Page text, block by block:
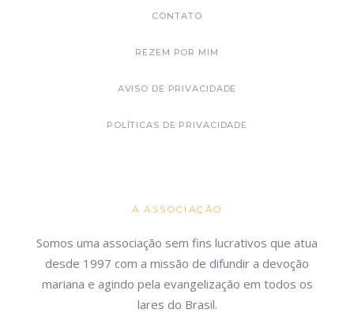
CONTATO
REZEM POR MIM
AVISO DE PRIVACIDADE
POLÍTICAS DE PRIVACIDADE
A ASSOCIAÇÃO
Somos uma associação sem fins lucrativos que atua
desde 1997 com a missão de difundir a devoção
mariana e agindo pela evangelização em todos os
lares do Brasil.